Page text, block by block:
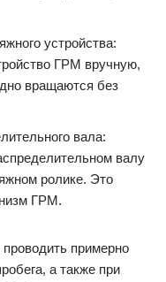
устройства:
ГРМ вручную,
вращаются без
вала:
валу
ролике. Это
ГРМ.
примерно
а также при